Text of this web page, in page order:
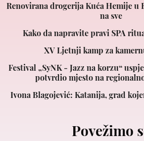
Renovirana drogerija Kuća Hemije u
na sve
Kako da napravite pravi SPA
XV Ljetnji kamp za
Festival „SyNK - Jazz na korzu“
potvrdio mjesto na
Ivona Blagojević: Katanija, grad
Povežimo